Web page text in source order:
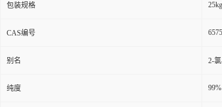
包装规格
CAS编号
别名 2-
纯度 99%